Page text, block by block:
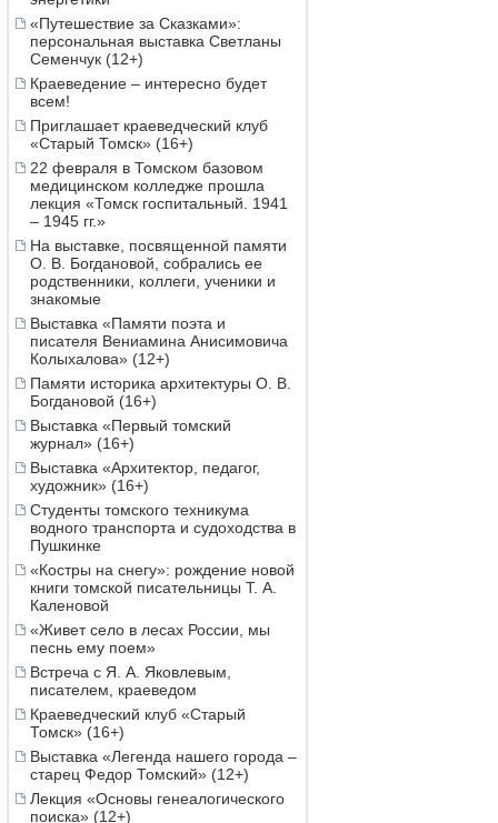
«Путешествие за Сказками»:
персональная выставка Светланы
Семенчук (12+)
Краеведение – интересно будет
всем!
Приглашает краеведческий клуб
«Старый Томск» (16+)
22 февраля в Томском базовом
медицинском колледже прошла
лекция «Томск госпитальный. 1941
– 1945 гг.»
На выставке, посвященной памяти
О. В. Богдановой, собрались ее
родственники, коллеги, ученики и
знакомые
Выставка «Памяти поэта и
писателя Вениамина Анисимовича
Колыхалова» (12+)
Памяти историка архитектуры О. В.
Богдановой (16+)
Выставка «Первый томский
журнал» (16+)
Выставка «Архитектор, педагог,
художник» (16+)
Студенты томского техникума
водного транспорта и судоходства в
Пушкинке
«Костры на снегу»: рождение новой
книги томской писательницы Т. А.
Каленовой
«Живет село в лесах России, мы
песнь ему поем»
Встреча с Я. А. Яковлевым,
писателем, краеведом
Краеведческий клуб «Старый
Томск» (16+)
Выставка «Легенда нашего города –
старец Федор Томский» (12+)
Лекция «Основы генеалогического
поиска» (12+)